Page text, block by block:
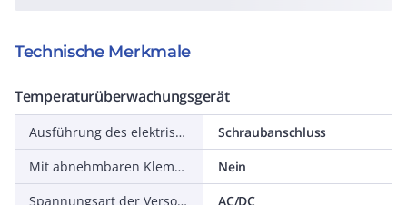
Technische Merkmale
Temperaturüberwachungsgerät
Ausführung des elektrischen Anschlusses
Schraubanschluss
Mit abnehmbaren Klemmen
Nein
Spannungsart der Versorgungsspannung
AC/DC